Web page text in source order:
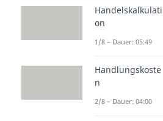
Handelskalkulati
on
1/8 – Dauer: 05:49
Handlungskoste
n
2/8 – Dauer: 04:00